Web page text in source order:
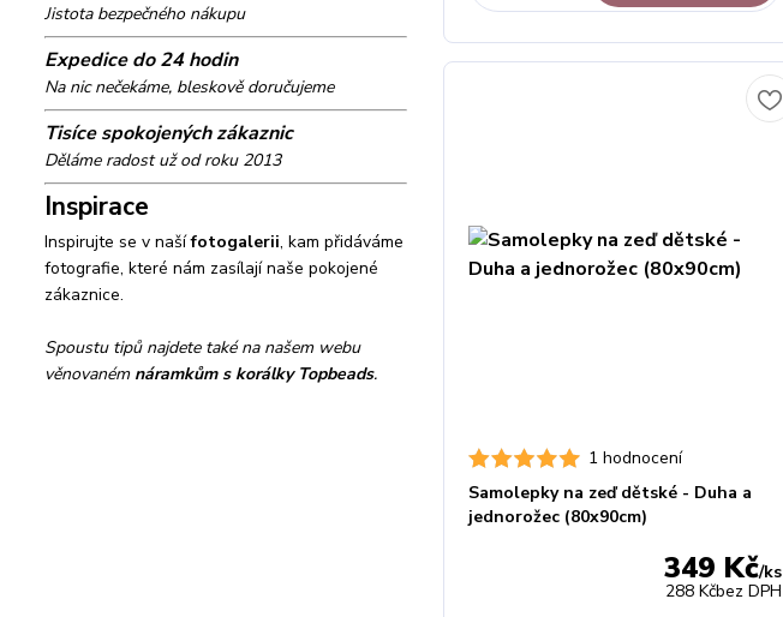
1 hodnocení
Samolepky na zeď dětské - Duha a
jednorožec (80x90cm)
349 Kč/ks
288 Kčbez DPH
Jistota bezpečného nákupu
Expedice do 24 hodin
Na nic nečekáme, bleskově doručujeme
Tisíce spokojených zákaznic
Děláme radost už od roku 2013
Inspirace
Inspirujte se v našífotogalerii, kam přidáváme
fotografie, které nám zasílají naše pokojené
zákaznice.
Spoustu tipů najdete také na našem webu
věnovaném náramkům s korálky Topbeads.